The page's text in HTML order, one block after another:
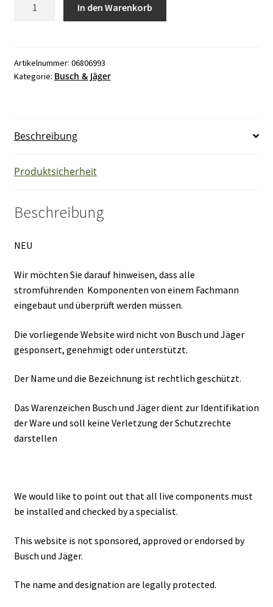
2000,
LX
Serienwippe
mahagonybraun
3900
Menge
In den Warenkorb
Artikelnummer: 06806993
Kategorie: Busch & Jäger
Beschreibung
Produktsicherheit
Beschreibung
NEU
Wir möchten Sie darauf hinweisen, dass alle
stromführenden Komponenten von einem Fachmann
eingebaut und überprüft werden müssen.
Die vorliegende Website wird nicht von Busch und Jäger
gesponsert, genehmigt oder unterstützt.
Der Name und die Bezeichnung ist rechtlich geschützt.
Das Warenzeichen Busch und Jäger dient zur Identifikation
der Ware und soll keine Verletzung der Schutzrechte
darstellen
We would like to point out that all live components must
be installed and checked by a specialist.
This website is not sponsored, approved or endorsed by
Busch und Jäger.
The name and designation are legally protected.